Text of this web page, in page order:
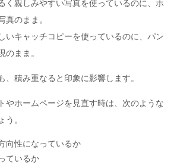
く親しみやすい写真を使っているのに、ホ
真のまま。
いキャッチコピーを使っているのに、パン
のまま。
、積み重なると印象に影響します。
やホームページを見直す時は、次のような
う。
向性になっているか
ているか